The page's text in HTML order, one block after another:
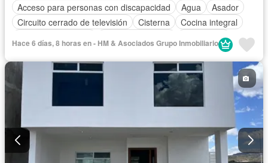
Acceso para personas con discapacidad
Agua
Asador
Circuito cerrado de televisión
Cisterna
Cocina integral
Electricidad
Recámara con closet
Azotea
Televisión por cable Terraza
Vista panorámica
Wifi
Sin amueblar
Hace 6 días, 8 horas en - HM & Asociados Grupo Inmobiliario